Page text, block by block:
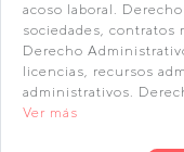
acoso laboral.
sociedades, contratos
Derecho
licencias, recursos
administrativos.
Ver más